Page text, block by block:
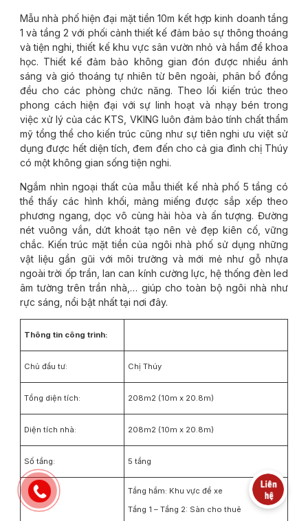
Mẫu nhà phố hiện đại mặt tiền 10m kết hợp kinh doanh tầng
1 và tầng 2 với phối cảnh thiết kế đảm bảo sự thông thoáng
và tiện nghi, thiết kế khu vực sân vườn nhỏ và hầm để khoa
học. Thiết kế đảm bảo không gian đón được nhiều ánh
sáng và gió thoáng tự nhiên từ bên ngoài, phân bổ đồng
đều cho các phòng chức năng. Theo lối kiến trúc theo
phong cách hiện đại với sự linh hoạt và nhạy bén trong
việc xử lý của các KTS, VKING luôn đảm bảo tính chất thẩm
mỹ tổng thể cho kiến trúc cũng như sự tiên nghi ưu việt sử
dụng được hết diện tích, đem đến cho cả gia đình chị Thúy
có một không gian sống tiện nghi.
Ngắm nhìn ngoại thất của mẫu thiết kế nhà phố 5 tầng có
thể thấy các hình khối, mảng miếng được sắp xếp theo
phương ngang, dọc vô cùng hài hòa và ấn tượng. Đường
nét vuông vắn, dứt khoát tạo nên vẻ đẹp kiên cố, vững
chắc. Kiến trúc mặt tiền của ngôi nhà phố sử dụng những
vật liệu gần gũi với môi trường và mới mẻ như gỗ nhựa
ngoài trời ốp trần, lan can kính cường lực, hệ thống đèn led
âm tường trên trần nhà,… giúp cho toàn bộ ngôi nhà như
rực sáng, nổi bật nhất tại nơi đây.
Thông tin công trình:
Chủ đầu tư: Chị Thúy
Tổng diện tích: 208m2 (10m x 20.8m)
Diện tích nhà: 208m2 (10m x 20.8m)
Số tầng: 5 tầng
Tầng hầm: Khu vực để xe
Tầng 1 – Tầng 2: Sàn cho thuê